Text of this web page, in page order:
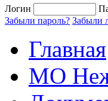
Логин
Забыли пароль? Забыли
Главная
МО